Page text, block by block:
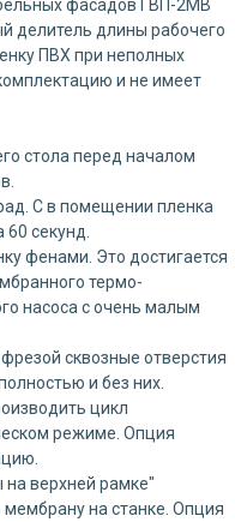
фасадов ГВП-2МВ
делитель длины рабочего
ПВХ при неполных
и не имеет
стола перед началом
С в помещении пленка
60 секунд.
фенами. Это достигается
термо-
насоса с очень малым
сквозные отверстия
и без них.
цикл
режиме. Опция
верхней рамке"
на станке. Опция